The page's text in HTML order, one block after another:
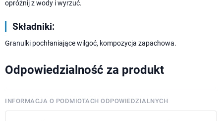
opróżnij z wody i wyrzuć.
Składniki:
Granulki pochłaniające wilgoć, kompozycja zapachowa.
Odpowiedzialność za produkt
INFORMACJA O PODMIOTACH ODPOWIEDZIALNYCH